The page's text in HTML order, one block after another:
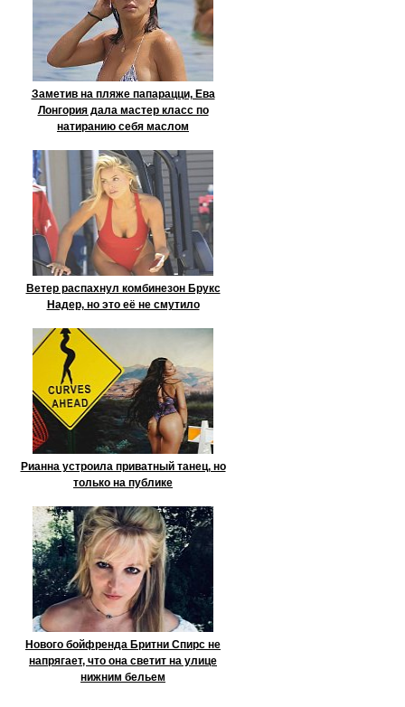
Заметив на пляже папарацци, Ева
Лонгория дала мастер класс по
натиранию себя маслом
Ветер распахнул комбинезон Брукс
Надер, но это её не смутило
Рианна устроила приватный танец, но
только на публике
Нового бойфренда Бритни Спирс не
напрягает, что она светит на улице
нижним бельем